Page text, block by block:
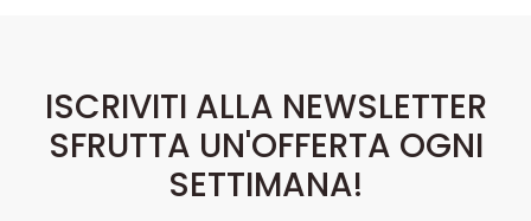
ISCRIVITI ALLA NEWSLETTER
SFRUTTA UN'OFFERTA OGNI
SETTIMANA!